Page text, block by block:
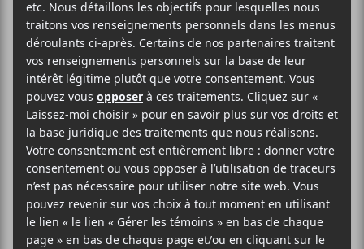
AJOUTER AU CALENDRIER
DÉTAILS
Date :
2023-07-15
Heure :
20:00 - 23:00
ORGANISATEUR
Evenko